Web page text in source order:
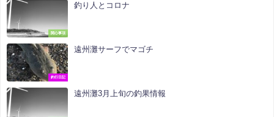
関心事項
釣り人とコロナ
釣行日記
遠州灘サーフでマゴチ
遠州灘3月上旬の釣果情報